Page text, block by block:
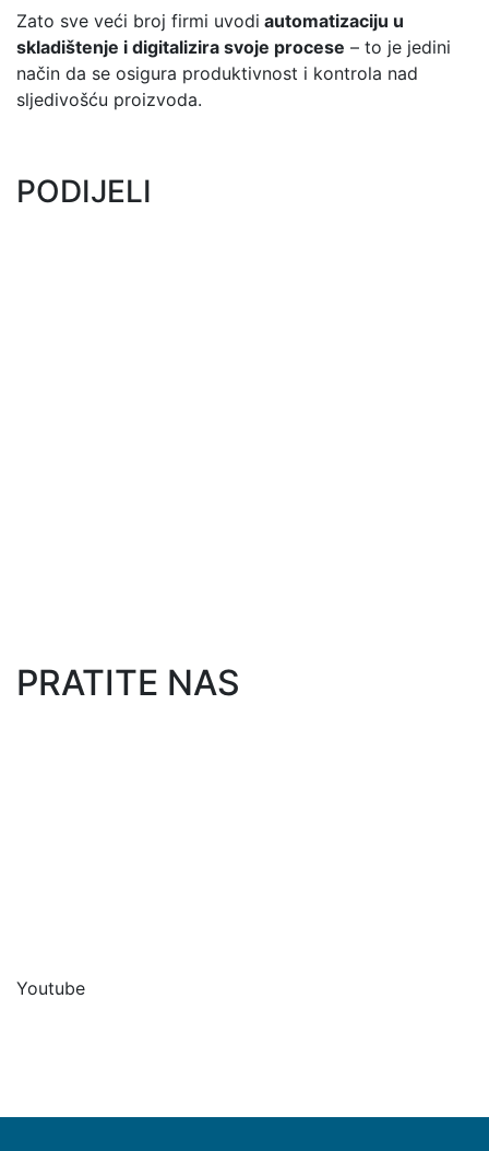
Zato sve veći broj firmi uvodi automatizaciju u
skladištenje i digitalizira svoje procese – to je jedini
način da se osigura produktivnost i kontrola nad
sljedivošću proizvoda.
PODIJELI
PRATITE NAS
Youtube